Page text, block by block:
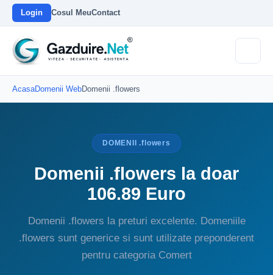
Login Cosul MeuContact
AcasaDomenii WebDomenii .flowers
DOMENII .flowers
Domenii .flowers la doar
106.89 Euro
Domenii .flowers la preturi excelente. Domeniile
.flowers sunt generice si sunt utilizate preponderent
pentru categoria Comert